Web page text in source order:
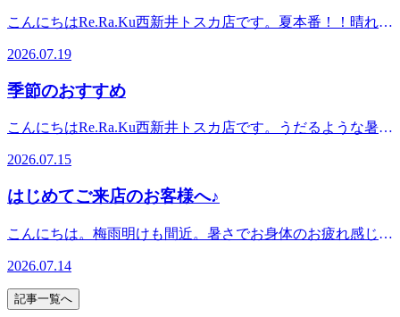
だと上記料金からさらに300円OFF♪通常単品価格よりもとて
もお得なコースです!炭酸泡スプレーはブルーミングサモー
す。爽やかな香りに包まれますよ♪ぜひご利用くださいませ♪
こんにちはRe.Ra.Ku西新井トスカ店です。夏本番！！晴れて
ればトスカ店にいらして下さい！涼しい空間で、リラックス
しながらお身体メンテナンス♪お待ちしております。本日
は 11：00～ 15：50～ 18：00～ など空きがございま
点）。
2026.07.19
季節のおすすめ
こんにちはRe.Ra.Ku西新井トスカ店です。うだるような暑さ
日はクーラーのきいたRe.Ra.Ku西新井店で、ボディケアとし
ゅわしゅわ炭酸泡スプレーを使った爽快ヘッドスパを受けて
いきませんか？冷え性の女性の方には、ふかふかの温かい毛
らほぐされる『極楽の時間』をご用意しております。外の暑
さに疲れたら、1階のひんやりオアシスへ、ぜひ避難してき
てくださいね～♪
2026.07.15
はじめてご来店のお客様へ♪
こんにちは。梅雨明けも間近。暑さでお身体のお疲れ感じて
けるメニューをご用意しております。西新井トスカ店では、
初回限定ご来店のお客様はボディケア３０分4，０８０円
（通常４，４００円）、６０分６,７００円 (通常７，７０
2026.07.14
記事一覧へ